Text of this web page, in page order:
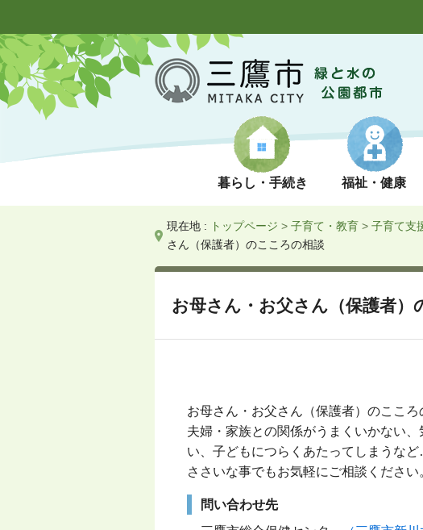
暮らし・手続き 福祉・健康
現在地 : トップページ > 子育て・教育 > 子育て支
さん（保護者）のこころの相談
お母さん・お父さん（保護者）
お母さん・お父さん（保護者）のこころ
夫婦・家族との関係がうまくいかない
い、子どもにつらくあたってしまうな
ささいな事でもお気軽にご相談ください
問い合わせ先